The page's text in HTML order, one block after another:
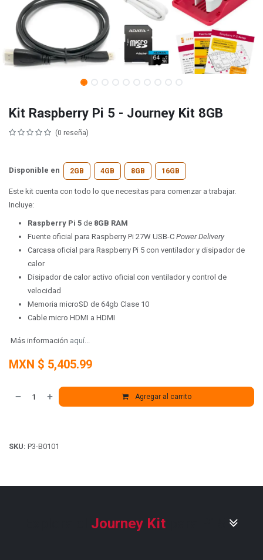
Kit Raspberry Pi 5 - Journey Kit 8GB
(0 reseña)
Disponible en 2GB 4GB 8GB 16GB
Este kit cuenta con todo lo que necesitas para comenzar a trabajar.
Incluye:
Raspberry Pi 5 de 8GB RAM
Fuente oficial para Raspberry Pi 27W USB-C Power Delivery
Carcasa oficial para Raspberry Pi 5 con ventilador y disipador de
calor
Disipador de calor activo oficial con ventilador y control de
velocidad
Memoria microSD de 64gb Clase 10
Cable micro HDMI a HDMI
Más información aquí...
MXN $ 5,405.99
Agregar al carrito
SKU: P3-B0101
Journey Kit